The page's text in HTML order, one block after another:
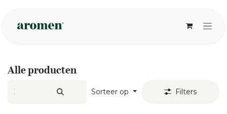
Alle producten
Sorteer op Filters